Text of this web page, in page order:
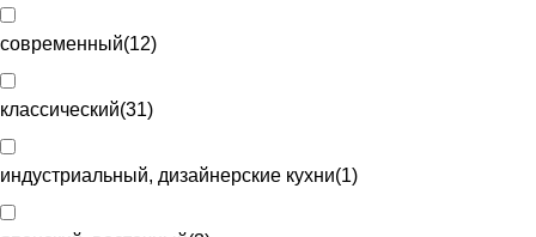
современный(12)
классический(31)
индустриальный, дизайнерские кухни(1)